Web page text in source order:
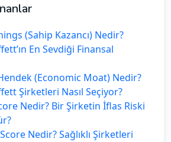
(Sahip Kazancı) Nedir?
En Sevdiği Finansal
(Economic Moat) Nedir?
Şirketleri Nasıl Seçiyor?
Nedir? Bir Şirketin İflas Riski
Nedir? Sağlıklı Şirketleri